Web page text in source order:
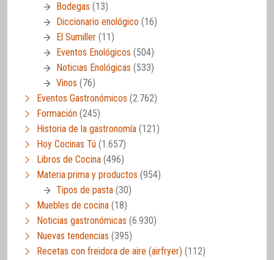
Bodegas (13)
Diccionario enológico (16)
El Sumiller (11)
Eventos Enológicos (504)
Noticias Enológicas (533)
Vinos (76)
Eventos Gastronómicos (2.762)
Formación (245)
Historia de la gastronomía (121)
Hoy Cocinas Tú (1.657)
Libros de Cocina (496)
Materia prima y productos (954)
Tipos de pasta (30)
Muebles de cocina (18)
Noticias gastronómicas (6.930)
Nuevas tendencias (395)
Recetas con freidora de aire (airfryer) (112)